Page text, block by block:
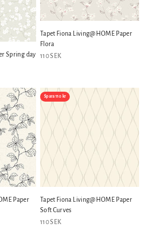
Spring day
Tapet Fiona Living@HOME Paper
Flora
REA-pris
110 SEK
Paper
Spara 110 kr
Tapet Fiona Living@HOME Paper
Soft Curves
REA-pris
110 SEK